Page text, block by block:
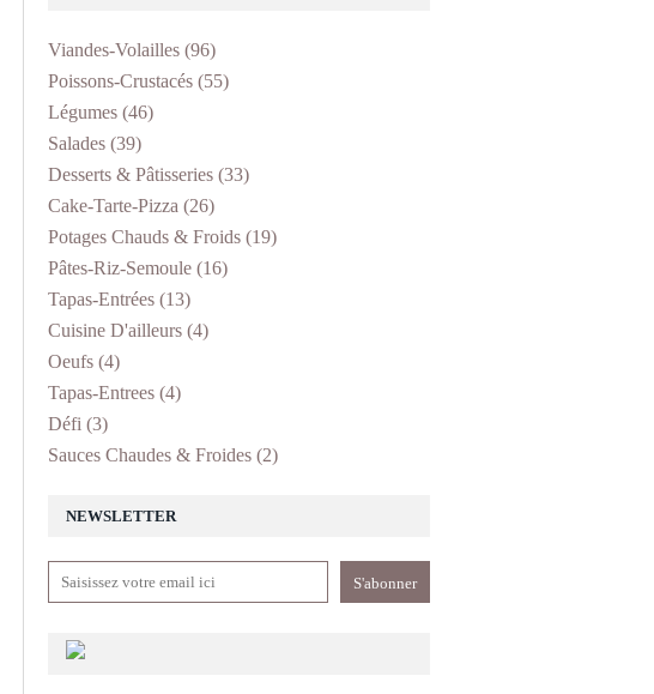
NEWSLETTER
Viandes-Volailles (96)
Poissons-Crustacés (55)
Légumes (46)
Salades (39)
Desserts & Pâtisseries (33)
Cake-Tarte-Pizza (26)
Potages Chauds & Froids (19)
Pâtes-Riz-Semoule (16)
Tapas-Entrées (13)
Cuisine D'ailleurs (4)
Oeufs (4)
Tapas-Entrees (4)
Défi (3)
Sauces Chaudes & Froides (2)